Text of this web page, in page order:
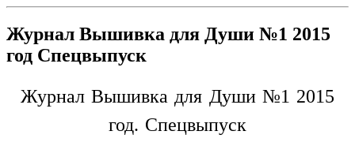
Журнал Вышивка для Души №1 2015
год Спецвыпуск
Журнал Вышивка для Души №1 2015
год. Спецвыпуск